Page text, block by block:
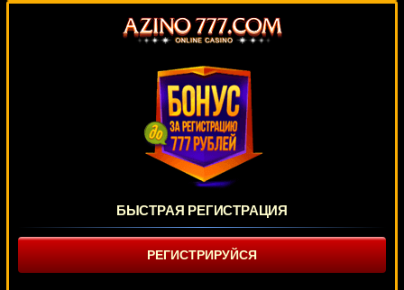
БЫСТРАЯ РЕГИСТРАЦИЯ
РЕГИСТРИРУЙСЯ